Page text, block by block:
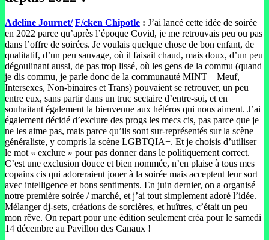
Adeline Journet/ F/cken Chipotle : J’ai lancé cette idée de soirée
en 2022 parce qu’après l’époque Covid, je me retrouvais peu ou pas
dans l’offre de soirées. Je voulais quelque chose de bon enfant, de
qualitatif, d’un peu sauvage, où il faisait chaud, mais doux, d’un peu
dégoulinant aussi, de pas trop lissé, où les gens de la commu (quand
je dis commu, je parle donc de la communauté MINT – Meuf,
Intersexes, Non-binaires et Trans) pouvaient se retrouver, un peu
entre eux, sans partir dans un truc sectaire d’entre-soi, et en
souhaitant également la bienvenue aux hétéros qui nous aiment. J’ai
également décidé d’exclure des progs les mecs cis, pas parce que je
ne les aime pas, mais parce qu’ils sont sur-représentés sur la scène
généraliste, y compris la scène LGBTQIA+. Et je choisis d’utiliser
le mot « exclure » pour pas donner dans le politiquement correct.
C’est une exclusion douce et bien nommée, n’en plaise à tous mes
copains cis qui adoreraient jouer à la soirée mais acceptent leur sort
avec intelligence et bons sentiments. En juin dernier, on a organisé
notre première soirée / marché, et j’ai tout simplement adoré l’idée.
Mélanger dj-sets, créations de sorcières, et huîtres, c’était un peu
mon rêve. On repart pour une édition seulement créa pour le samedi
14 décembre au Pavillon des Canaux !